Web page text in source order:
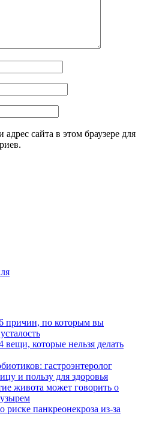
сайта в этом браузере для
причин, по которым вы
вещи, которые нельзя делать
гастроэнтеролог
и пользу для здоровья
живота может говорить о
панкреонекроза из-за